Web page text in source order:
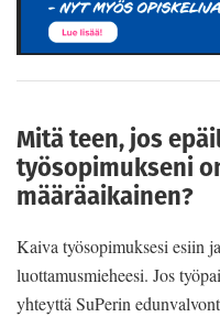
Mitä teen, jos
työsopimukseni
määräaikainen?
Kaiva työsopimuksesi esiin
luottamusmieheesi. Jos
yhteyttä SuPerin